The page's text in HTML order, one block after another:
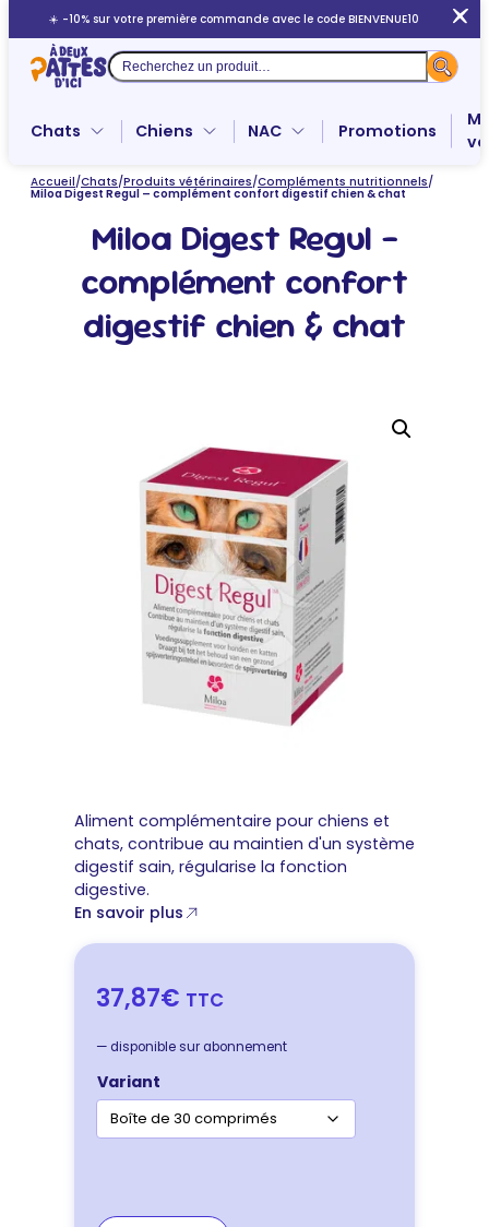
au
contenu
☀️ -10% sur votre première commande avec le code BIENVENUE10
Recherche
Chats Chiens NAC Promotions
Accueil/Chats/Produits vétérinaires/Compléments nutritionnels/
Miloa Digest Regul – complément confort digestif chien & chat
Miloa Digest Regul –
complément confort
digestif chien & chat
Aliment complémentaire pour chiens et
chats, contribue au maintien d'un système
digestif sain, régularise la fonction
digestive.
En savoir plus
37,87€ TTC
— disponible sur abonnement
Variant